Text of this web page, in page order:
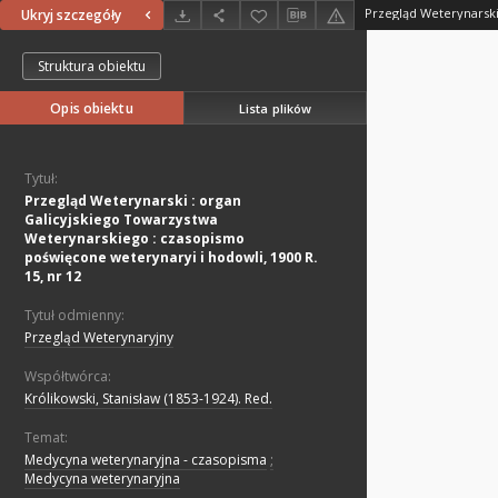
Ukryj szczegóły
Struktura obiektu
Opis obiektu Lista plików
Tytuł:
Przegląd Weterynarski : organ
Galicyjskiego Towarzystwa
Weterynarskiego : czasopismo
poświęcone weterynaryi i hodowli, 1900 R.
15, nr 12
Tytuł odmienny:
Przegląd Weterynaryjny
Współtwórca:
Królikowski, Stanisław (1853-1924). Red.
Temat:
Medycyna weterynaryjna - czasopisma ;
Medycyna weterynaryjna